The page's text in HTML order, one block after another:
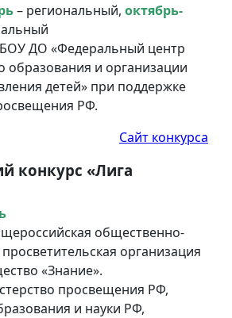
– региональный, октябрь-
ДО «Федеральный центр
образования и организации
детей» при поддержке
РФ.
Сайт конкурса
конкурс «Лига
общественно-
организация
«Знание».
просвещения РФ,
и науки РФ,